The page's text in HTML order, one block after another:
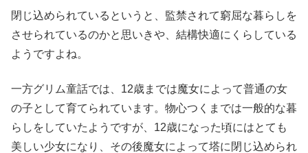
閉じ込められているというと、監禁されて窮屈な暮らしを
させられているのかと思いきや、結構快適にくらしている
ようですよね。
一方グリム童話では、12歳までは魔女によって普通の女
の子として育てられています。物心つくまでは一般的な暮
らしをしていたようですが、12歳になった頃にはとても
美しい少女になり、その後魔女によって塔に閉じ込められ